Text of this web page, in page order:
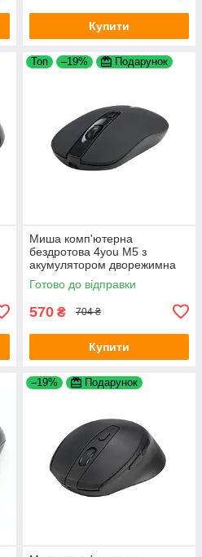
Купити
Топ –19% Подарунок
Миша комп'ютерна
бездротова 4you M5 з
акумулятором дворежимна
Bluetooth 2.4G 4 кнопки Black
Готово до відправки
570 ₴ 704 ₴
Купити
–19% Подарунок